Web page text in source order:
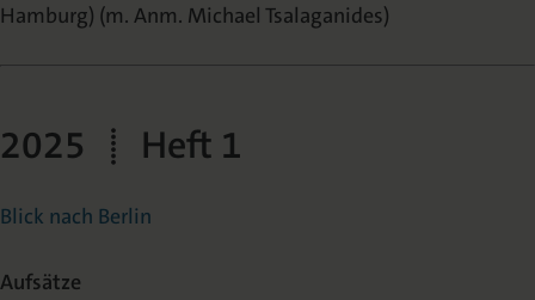
Hamburg) (m. Anm. Michael Tsalaganides)
2025 | Heft 1
Blick nach Berlin
Aufsätze